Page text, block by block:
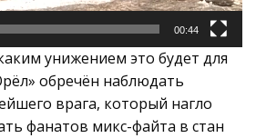
00:44
унижением это будет для
обречён наблюдать
врага, который нагло
фанатов микс-файта в стан